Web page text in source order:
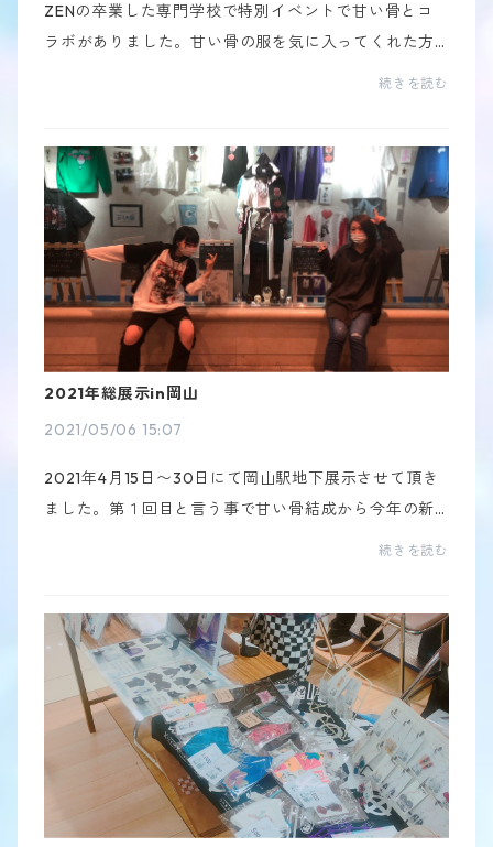
ZENの卒業した専門学校で特別イベントで甘い骨とコ
ラボがありました。甘い骨の服を気に入ってくれた方
やZENのファンになってくれたり沢山の出会いが会っ
続きを読む
2021年総展示in岡山
2021/05/06 15:07
2021年4月15日〜30日にて岡山駅地下展示させて頂き
ました。第１回目と言う事で甘い骨結成から今年の新
続きを読む